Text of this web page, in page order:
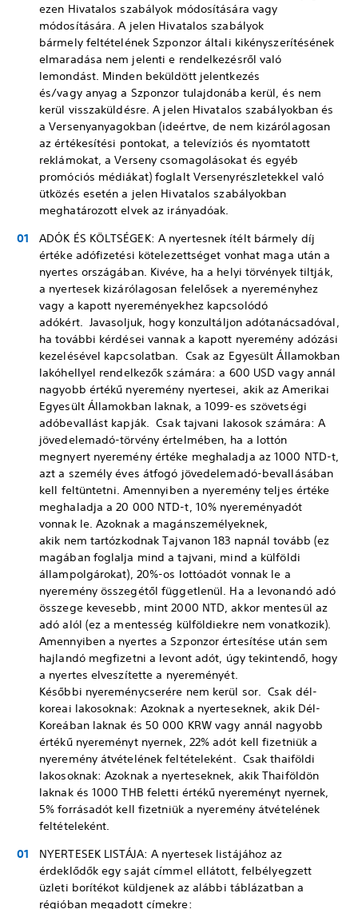
ezen Hivatalos szabályok módosítására vagy
módosítására. A jelen Hivatalos szabályok
bármely feltételének Szponzor általi kikényszerítésének
elmaradása nem jelenti e rendelkezésről való
lemondást. Minden beküldött jelentkezés
és/vagy anyag a Szponzor tulajdonába kerül, és nem
kerül visszaküldésre. A jelen Hivatalos szabályokban és
a Versenyanyagokban (ideértve, de nem kizárólagosan
az értékesítési pontokat, a televíziós és nyomtatott
reklámokat, a Verseny csomagolásokat és egyéb
promóciós médiákat) foglalt Versenyrészletekkel való
ütközés esetén a jelen Hivatalos szabályokban
meghatározott elvek az irányadóak.
ADÓK ÉS KÖLTSÉGEK: A nyertesnek ítélt bármely díj
értéke adófizetési kötelezettséget vonhat maga után a
nyertes országában. Kivéve, ha a helyi törvények tiltják,
a nyertesek kizárólagosan felelősek a nyereményhez
vagy a kapott nyereményekhez kapcsolódó
adókért. Javasoljuk, hogy konzultáljon adótanácsadóval,
ha további kérdései vannak a kapott nyeremény adózási
kezelésével kapcsolatban. Csak az Egyesült Államokban
lakóhellyel rendelkezők számára: a 600 USD vagy annál
nagyobb értékű nyeremény nyertesei, akik az Amerikai
Egyesült Államokban laknak, a 1099-es szövetségi
adóbevallást kapják. Csak tajvani lakosok számára: A
jövedelemadó-törvény értelmében, ha a lottón
megnyert nyeremény értéke meghaladja az 1000 NTD-t,
azt a személy éves átfogó jövedelemadó-bevallásában
kell feltüntetni. Amennyiben a nyeremény teljes értéke
meghaladja a 20 000 NTD-t, 10% nyereményadót
vonnak le. Azoknak a magánszemélyeknek,
akik nem tartózkodnak Tajvanon 183 napnál tovább (ez
magában foglalja mind a tajvani, mind a külföldi
állampolgárokat), 20%-os lottóadót vonnak le a
nyeremény összegétől függetlenül. Ha a levonandó adó
összege kevesebb, mint 2000 NTD, akkor mentesül az
adó alól (ez a mentesség külföldiekre nem vonatkozik).
Amennyiben a nyertes a Szponzor értesítése után sem
hajlandó megfizetni a levont adót, úgy tekintendő, hogy
a nyertes elveszítette a nyereményét.
Későbbi nyereménycserére nem kerül sor. Csak dél-
koreai lakosoknak: Azoknak a nyerteseknek, akik Dél-
Koreában laknak és 50 000 KRW vagy annál nagyobb
értékű nyereményt nyernek, 22% adót kell fizetniük a
nyeremény átvételének feltételeként. Csak thaiföldi
lakosoknak: Azoknak a nyerteseknek, akik Thaiföldön
laknak és 1000 THB feletti értékű nyereményt nyernek,
5% forrásadót kell fizetniük a nyeremény átvételének
feltételeként.
NYERTESEK LISTÁJA: A nyertesek listájához az
érdeklődők egy saját címmel ellátott, felbélyegzett
üzleti borítékot küldjenek az alábbi táblázatban a
régióban megadott címekre: